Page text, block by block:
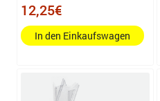
12,25€
In den Einkaufswagen